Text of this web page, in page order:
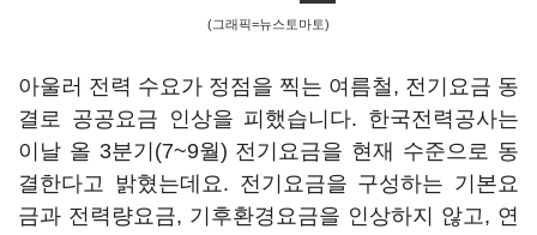
(그래픽=뉴스토마토)
아울러 전력 수요가 정점을 찍는 여름철, 전기요금 동
결로 공공요금 인상을 피했습니다. 한국전력공사는
이날 올 3분기(7~9월) 전기요금을 현재 수준으로 동
결한다고 밝혔는데요. 전기요금을 구성하는 기본요
금과 전력량요금, 기후환경요금을 인상하지 않고, 연